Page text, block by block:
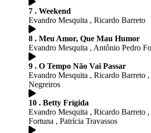
7 . Weekend
Evandro Mesquita , Ricardo Barreto
8 . Meu Amor, Que Mau Humor
Evandro Mesquita , Antônio Pedro
9 . O Tempo Não Vai Passar
Evandro Mesquita , Ricardo Barreto ,
Negreiros
10 . Betty Frígida
Evandro Mesquita , Ricardo Barreto
Fortuna , Patrícia Travassos